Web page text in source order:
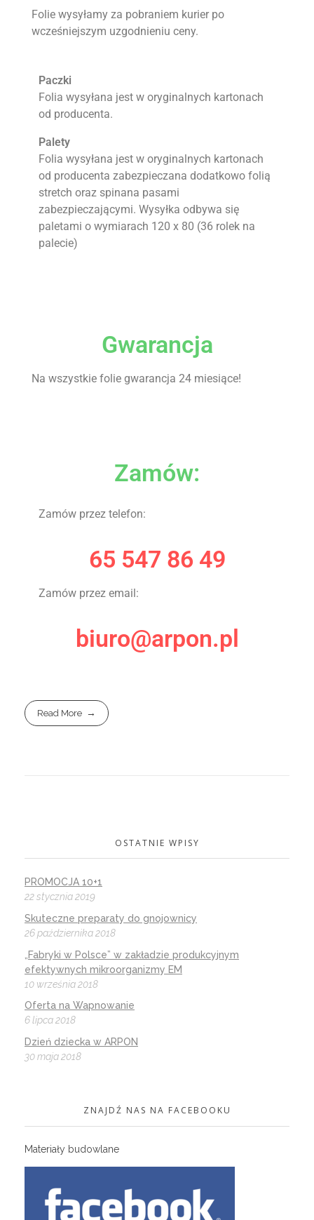
Folie wysyłamy za pobraniem kurier po
wcześniejszym uzgodnieniu ceny.
Paczki
Folia wysyłana jest w oryginalnych kartonach
od producenta.
Palety
Folia wysyłana jest w oryginalnych kartonach
od producenta zabezpieczana dodatkowo folią
stretch oraz spinana pasami
zabezpieczającymi. Wysyłka odbywa się
paletami o wymiarach 120 x 80 (36 rolek na
palecie)
Gwarancja
Na wszystkie folie gwarancja 24 miesiące!
Zamów:
Zamów przez telefon:
65 547 86 49
Zamów przez email:
biuro@arpon.pl
Read More
OSTATNIE WPISY
PROMOCJA 10+1
22 stycznia 2019
Skuteczne preparaty do gnojownicy
26 października 2018
„Fabryki w Polsce” w zakładzie produkcyjnym
efektywnych mikroorganizmy EM
10 września 2018
Oferta na Wapnowanie
6 lipca 2018
Dzień dziecka w ARPON
30 maja 2018
ZNAJDŹ NAS NA FACEBOOKU
Materiały budowlane